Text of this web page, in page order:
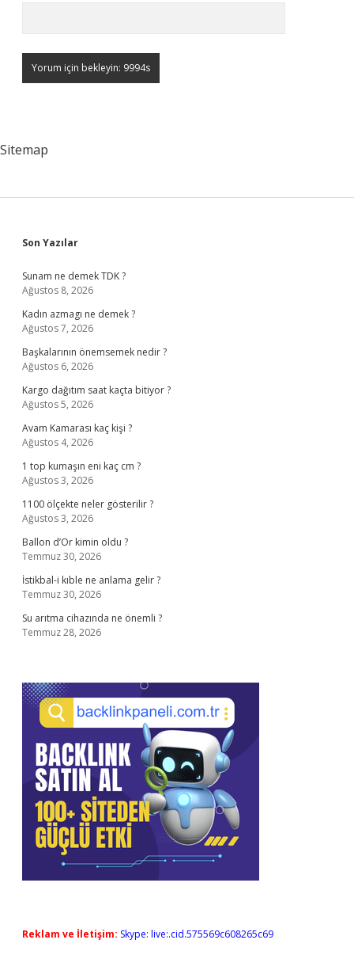
Sitemap
Sidebar
Son Yazılar
Sunam ne demek TDK ?
Ağustos 8, 2026
Kadın azmagı ne demek ?
Ağustos 7, 2026
Başkalarının önemsemek nedir ?
Ağustos 6, 2026
Kargo dağıtım saat kaçta bitiyor ?
Ağustos 5, 2026
Avam Kamarası kaç kişi ?
Ağustos 4, 2026
1 top kumaşın eni kaç cm ?
Ağustos 3, 2026
1100 ölçekte neler gösterilir ?
Ağustos 3, 2026
Ballon d’Or kimin oldu ?
Temmuz 30, 2026
İstikbal-i kıble ne anlama gelir ?
Temmuz 30, 2026
Su arıtma cihazında ne önemli ?
Temmuz 28, 2026
Reklam ve İletişim: Skype: live:.cid.575569c608265c69